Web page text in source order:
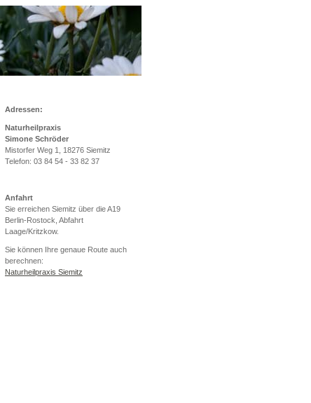
Adressen:
Naturheilpraxis
Simone Schröder
Mistorfer Weg 1, 18276 Siemitz
Telefon: 03 84 54 - 33 82 37
Anfahrt
Sie erreichen Siemitz über die A19
Berlin-Rostock, Abfahrt
Laage/Kritzkow.
Sie können Ihre genaue Route auch
berechnen:
Naturheilpraxis Siemitz